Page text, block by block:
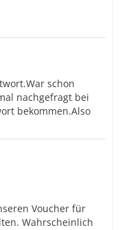
schon
nachgefragt bei
bekommen.Also
Voucher für
Wahrscheinlich